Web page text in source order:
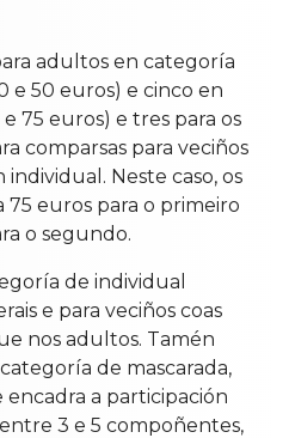
adultos en categoría
e 50 euros) e cinco en
75 euros) e tres para os
comparsas para veciños
Neste caso, os
75 euros para o primeiro
o segundo.
de individual
e para veciños coas
nos adultos. Tamén
de mascarada,
a participación
3 e 5 compoñentes,